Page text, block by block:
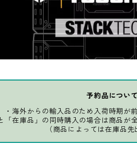
予約品について
・海外からの輸入品のため入荷時期が
「在庫品」の同時購入の場合は商品が
（商品によっては在庫品先